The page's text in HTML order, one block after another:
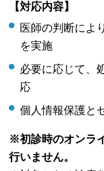
【対応内容】
医師の判断によ
を実施
必要に応じて、
応
個人情報保護と
※初診時のオンラ
行いません。